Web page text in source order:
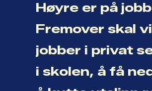
Høyre er på
Fremover skal
jobber i privat
i skolen, å få